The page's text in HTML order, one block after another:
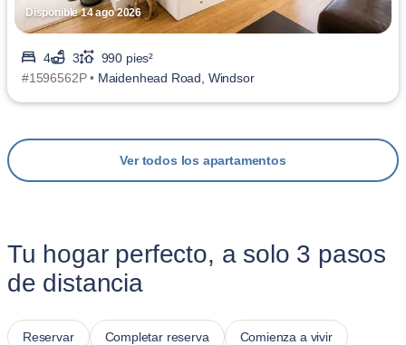
Disponible 14 ago 2026
4 3
990 pies²
#1596562P • Maidenhead Road, Windsor
Ver todos los apartamentos
Tu hogar perfecto, a solo 3 pasos
de distancia
Reservar Completar reserva Comienza a vivir